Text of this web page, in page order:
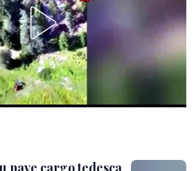
nave cargo tedesca